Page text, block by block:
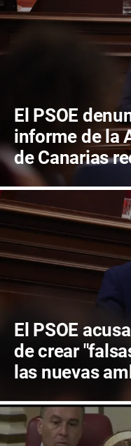
El PSOE
informe de la
de Canarias
de descontrol
recortes en
El PSOE
de crear
las nuevas
Fuerteventura